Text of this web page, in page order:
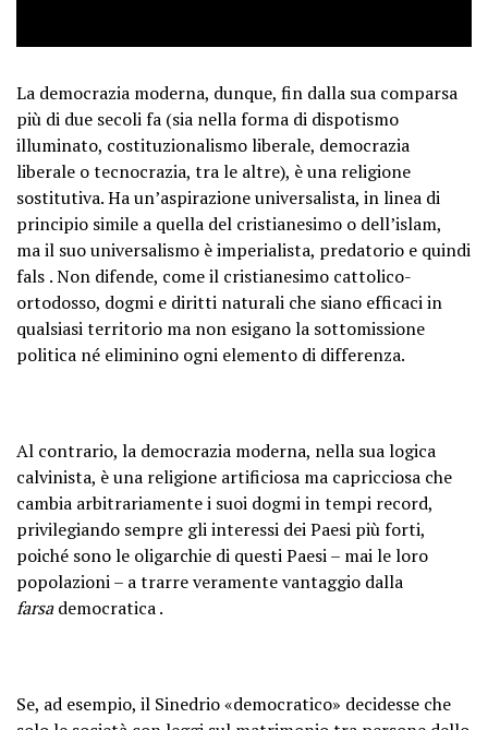
La democrazia moderna, dunque, fin dalla sua comparsa
più di due secoli fa (sia nella forma di dispotismo
illuminato, costituzionalismo liberale, democrazia
liberale o tecnocrazia, tra le altre), è una religione
sostitutiva. Ha un’aspirazione universalista, in linea di
principio simile a quella del cristianesimo o dell’islam,
mail suo universalismo è imperialista, predatorio e quindi
fals . Non difende, come il cristianesimo cattolico-
ortodosso, dogmi e diritti naturali che siano efficaci in
qualsiasi territorio ma non esigano la sottomissione
politica né eliminino ogni elemento di differenza.
Al contrario, la democrazia moderna, nella sua logica
calvinista, è una religione artificiosa ma capricciosa che
cambia arbitrariamente i suoi dogmi in tempi record,
privilegiando sempre gli interessi dei Paesi più forti,
poiché sono le oligarchie di questi Paesi – mai le loro
popolazioni – a trarre veramente vantaggio dalla
farsademocratica .
Se, ad esempio, il Sinedrio «democratico» decidesse che